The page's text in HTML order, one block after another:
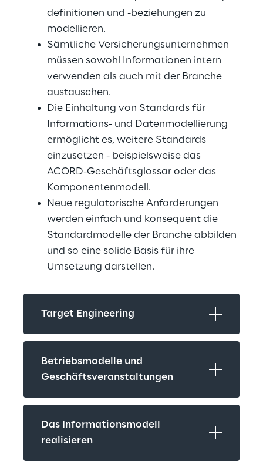
definitionen und -beziehungen zu
modellieren.
Sämtliche Versicherungsunternehmen
müssen sowohl Informationen intern
verwenden als auch mit der Branche
austauschen.
Die Einhaltung von Standards für
Informations- und Datenmodellierung
ermöglicht es, weitere Standards
einzusetzen - beispielsweise das
ACORD-Geschäftsglossar oder das
Komponentenmodell.
Neue regulatorische Anforderungen
werden einfach und konsequent die
Standardmodelle der Branche abbilden
und so eine solide Basis für ihre
Umsetzung darstellen.
Target Engineering
Betriebsmodelle und
Geschäftsveranstaltungen
Das Informationsmodell
realisieren